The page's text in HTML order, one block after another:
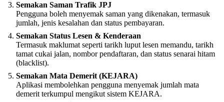
Semakan Saman Trafik JPJ
Pengguna boleh menyemak saman yang dikenakan, termasuk
jumlah, jenis kesalahan dan status pembayaran.
Semakan Status Lesen & Kenderaan
Termasuk maklumat seperti tarikh luput lesen memandu, tarikh
tamat cukai jalan, nombor pendaftaran, dan status senarai hitam
(blacklist).
Semakan Mata Demerit (KEJARA)
Aplikasi membolehkan pengguna menyemak jumlah mata
demerit terkumpul mengikut sistem KEJARA.